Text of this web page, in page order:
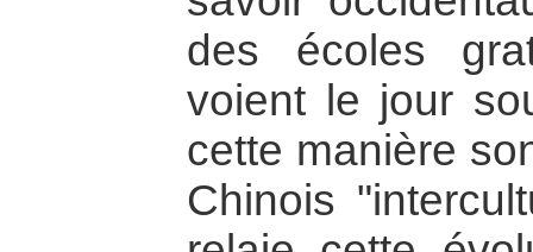
des écoles
voient le jour
cette manière
Chinois